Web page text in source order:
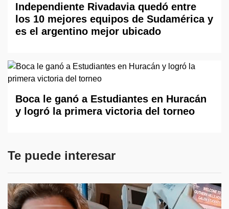
Independiente Rivadavia quedó entre
los 10 mejores equipos de Sudamérica y
es el argentino mejor ubicado
Boca le ganó a Estudiantes en Huracán
y logró la primera victoria del torneo
Te puede interesar